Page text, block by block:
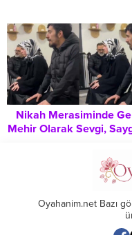
Nikah Merasiminde
Mehir Olarak Sevgi,
Medya Nasıl Tepki
Oyahanim.net Bazı